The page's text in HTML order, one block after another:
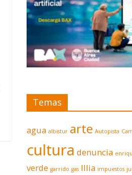
Temas
agua albistur arte Autopista
cultura denuncia
verde garrido gas Illia impuestos